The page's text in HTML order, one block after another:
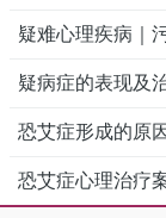
疑难心理疾病｜
疑病症的表现及
恐艾症形成的原
恐艾症心理治疗